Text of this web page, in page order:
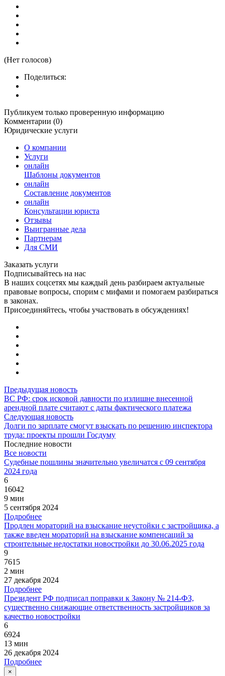
(Нет голосов)
Поделиться:
Публикуем только проверенную информацию
Комментарии (0)
Юридические услуги
О компании
Услуги
онлайн
Шаблоны документов
онлайн
Составление документов
онлайн
Консультации юриста
Отзывы
Выигранные дела
Партнерам
Для СМИ
Заказать услуги
Подписывайтесь на нас
В наших соцсетях мы каждый день разбираем актуальные
правовые вопросы, спорим с мифами и помогаем разбираться
в законах.
Присоединяйтесь, чтобы участвовать в обсуждениях!
Предыдущая новость
ВС РФ: срок исковой давности по излишне внесенной
арендной плате считают с даты фактического платежа
Следующая новость
Долги по зарплате смогут взыскать по решению инспектора
труда: проекты прошли Госдуму
Последние новости
Все новости
Судебные пошлины значительно увеличатся с 09 сентября
2024 года
6
16042
9 мин
5 сентября 2024
Подробнее
Продлен мораторий на взыскание неустойки с застройщика, а
также введен мораторий на взыскание компенсаций за
строительные недостатки новостройки до 30.06.2025 года
9
7615
2 мин
27 декабря 2024
Подробнее
Президент РФ подписал поправки к Закону № 214-ФЗ,
существенно снижающие ответственность застройщиков за
качество новостройки
6
6924
13 мин
26 декабря 2024
Подробнее
×